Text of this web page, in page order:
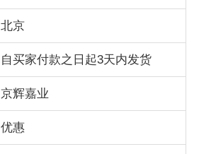
北京
自买家付款之日起3天内发货
京辉嘉业
优惠